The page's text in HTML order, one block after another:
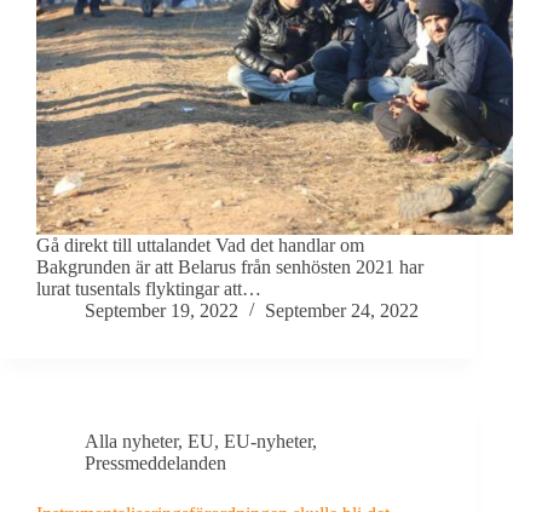
Gå direkt till uttalandet Vad det handlar om
Bakgrunden är att Belarus från senhösten 2021 har
lurat tusentals flyktingar att…
September 19, 2022
September 24, 2022
Alla nyheter, EU, EU-nyheter,
Pressmeddelanden